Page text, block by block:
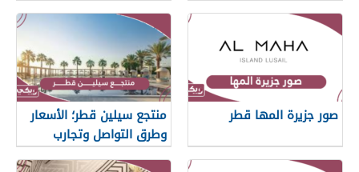
صور جزيرة المها قطر
منتجع سيلين قطر؛ الأسعار
وطرق التواصل وتجارب
العملاء